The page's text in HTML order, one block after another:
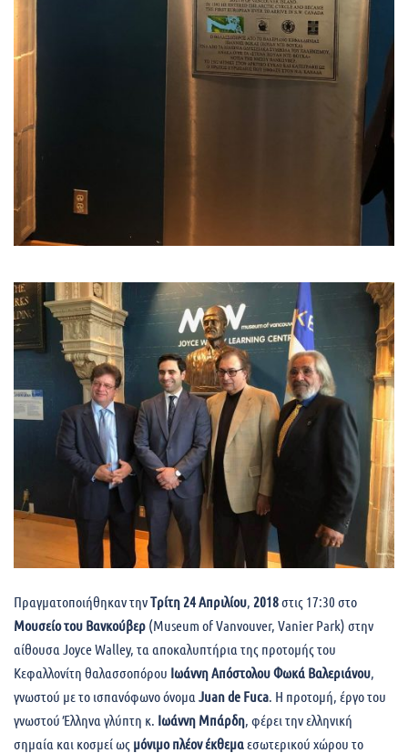
Πραγματοποιήθηκαν τηνTρίτη 24 Απριλίου, 2018στις 17:30 στο
Μουσείο του Βανκούβερ (Museum of Vanvouver, Vanier Park) στην
αίθουσα Joyce Walley, τα αποκαλυπτήρια της προτομής του
Κεφαλλονίτη θαλασσοπόρου Ιωάννη Απόστολου Φωκά Βαλεριάνου,
γνωστού με το ισπανόφωνο όνομα Juan de Fuca. Η προτομή, έργο του
γνωστού Έλληνα γλύπτη κ. Ιωάννη Μπάρδη, φέρει την ελληνική
σημαία και κοσμεί ως μόνιμο πλέον έκθεμαεσωτερικού χώρου το